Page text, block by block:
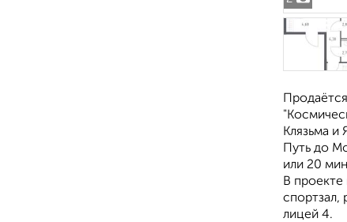
Клязьма и
Путь до
или 20
В
спортзал,
лицей 4.